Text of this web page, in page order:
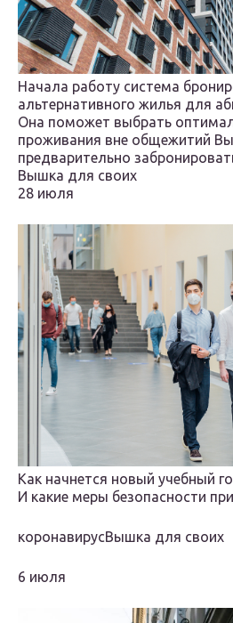
Начала работу система
альтернативного жилья для
Она поможет выбрать
проживания вне общежитий
предварительно
Вышка для своих
28 июля
Как начнется новый учебный
И какие меры безопасности
коронавирусВышка для своих
6 июля